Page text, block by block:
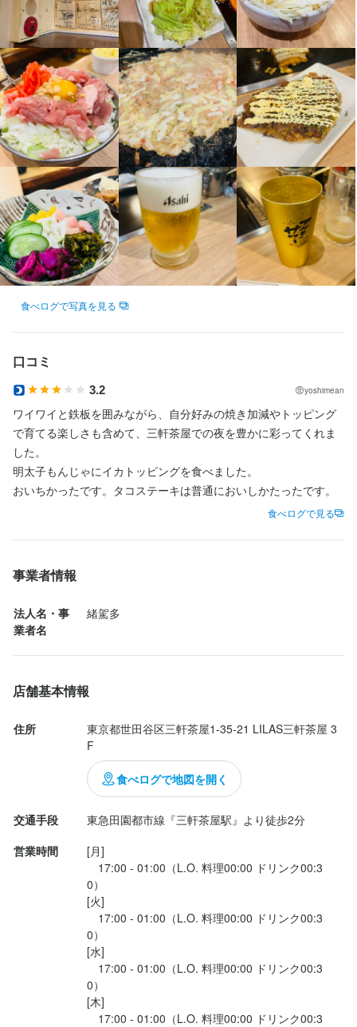
【素材の旨みを味わえる鉄板焼き盛り合わせ】
新鮮な食材を熱々の鉄板で豪快に焼き上げる、人気の盛り合わせ
メニューです。
素材そのものの旨みをシンプルに味わえるため、食材のおいしさ
をしっかり堪能できます。
みんなで取り分けながら、にぎやかに食事を楽しみたい方にもお
すすめのメニューです。
食べログで写真を見る
口コミ
3.2 yoshimean
ワイワイと鉄板を囲みながら、自分好みの焼き加減やトッピング
で育てる楽しさも含めて、三軒茶屋での夜を豊かに彩ってくれま
した。
明太子もんじゃにイカトッピングを食べました。
おいちかったです。タコステーキは普通においしかたったです。
食べログで見る
事業者情報
法人名・事
業者名
緒駕多
店舗基本情報
住所
東京都世田谷区三軒茶屋1-35-21 LILAS三軒茶屋 3
F
食べログで地図を開く
交通手段
東急田園都市線『三軒茶屋駅』より徒歩2分
営業時間
[月]
17:00 - 01:00（L.O. 料理00:00 ドリンク00:3
0）
[火]
17:00 - 01:00（L.O. 料理00:00 ドリンク00:3
0）
[水]
17:00 - 01:00（L.O. 料理00:00 ドリンク00:3
0）
[木]
17:00 - 01:00（L.O. 料理00:00 ドリンク00:3
【三軒茶屋で人気のお好み焼き店】
地元で親しまれている人気のお好み焼き屋さんで、新しい仲間を
募集しています。気取らない雰囲気のお店で、楽しく働きたい方
にぴったりの職場です。
店長は親しみやすく、いつも明るいムードメーカー。スタッフと
の距離も近く、堅苦しさのない働きやすい環境が魅力です。
【働きやすさも抜群】
シフトは週1日、1日3時間から相談可能。学校やプライベート、W
ワークとも両立しやすく、自分のペースで無理なく働けます。
まかない付きで、お好み焼きはもちろん、時には牛丼などうれし
いメニューが出ることも。スタッフからも好評です。
さらに、給与は現金手渡し対応。髪色やスタイルも自由度が高
く、自分らしく働けるのもポイントです。
明るく楽しい仲間たちと一緒に、お店を盛り上げていきません
か。
三軒茶屋エリアで長く親しまれている、知名度の高いお好み焼き
店です。多くのお客様に愛されており、著名人や芸能関係のお客
話題性の高さもうかがえます。
とはいえ、お店の雰囲気は気取らずとてもカジュアル。初めて来
店される方でも入りやすく、幅広い世代のお客様でにぎわってい
ます。スタッフも自然体で働ける、居心地の良い空間です。
お店をまとめる店長は、見た目は頼もしさがありますが、実は気
ない明るい職場をつくっています。
お店の魅力です。チームワークを大切にしながら、みんなでお店
を盛り上げています。
週末の忙しい時間帯には、社長も現場に入りスタッフをサポート
明るい存在です。役職に関係なくみんなで協力し合う、風通しの
良い職場です。
【楽しい時間も魅力のひとつ】
ら、スタッフ同士で交流することもあります。自然と仲が深ま
り、チームワークの良さにつながっています。
まかないは、お好み焼きやもんじゃだけでなく、牛丼やオムライ
スなどバリエーション豊富。毎回楽しみにしているスタッフも多
く、味にも定評があります。
【自由度の高い働きやすさ】
シフトは週1日から相談可能で、予定に合わせて柔軟に調整できま
す。テスト期間や旅行などで入れない週があっても相談しやす
く、学業やプライベートとの両立も安心です。
さらに、髪色や身だしなみも比較的自由。自分らしいスタイルを